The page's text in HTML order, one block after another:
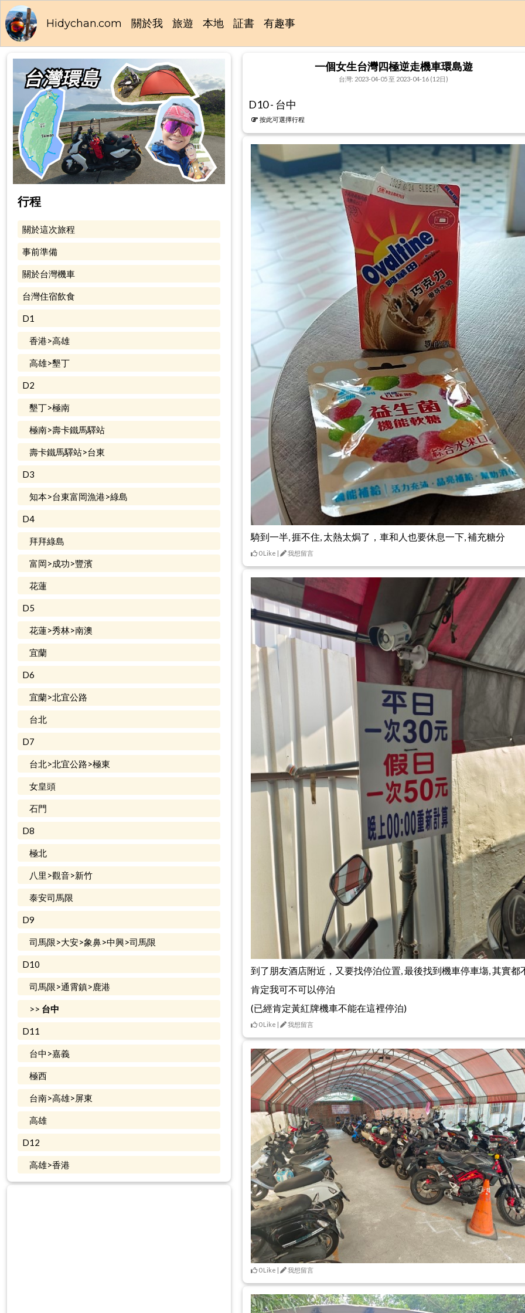
Hidychan.com 關於我 旅遊 本地 証書 有趣事
行程
關於這次旅程
事前準備
關於台灣機車
台灣住宿飲食
D1
香港>高雄
高雄>墾丁
D2
墾丁>極南
極南>壽卡鐵馬驛站
壽卡鐵馬驛站>台東
D3
知本>台東富岡漁港>綠島
D4
拜拜綠島
富岡>成功>豐濱
花蓮
D5
花蓮>秀林>南澳
宜蘭
D6
宜蘭>北宜公路
台北
D7
台北>北宜公路>極東
女皇頭
石門
D8
極北
八里>觀音>新竹
泰安司馬限
D9
司馬限>大安>象鼻>中興>司馬限
D10
司馬限>通霄鎮>鹿港
>> 台中
D11
台中>嘉義
極西
台南>高雄>屏東
高雄
D12
高雄>香港
一個女生台灣四極逆走機車環島遊
台灣: 2023-04-05 至 2023-04-16 (12日)
D10 - 台中
按此可選擇行程
騎到一半, 捱不住, 太熱太焗了，車和人也要休息一下, 補充糖分
0 Like | 我想留言
到了朋友酒店附近，又要找停泊位置, 最後找到機車停車塲, 其實都
肯定我可不可以停泊
(已經肯定黃紅牌機車不能在這裡停泊)
0 Like | 我想留言
0 Like | 我想留言